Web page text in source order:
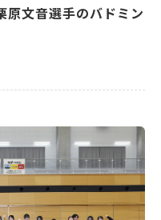
原文音選手のバドミン